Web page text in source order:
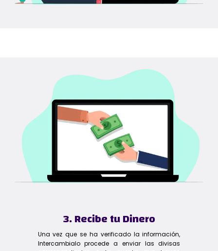
3. Recibe tu Dinero
Una vez que se ha verificado la información,
Intercambialo procede a enviar las divisas